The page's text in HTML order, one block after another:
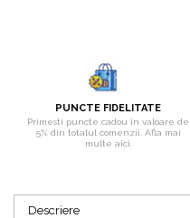
Bijuterii sidef si abalone
Bijuterii smarald
Bijuterii sodalit
Bijuterii topaz
PUNCTE FIDELITATE
Primesti puncte cadou în valoare de
5% din totalul comenzii. Afla mai
multe aici.
Descriere